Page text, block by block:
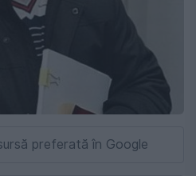
preferată în Google